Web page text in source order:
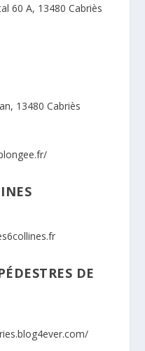
60 A, 13480 Cabriès
13480 Cabriès
DE